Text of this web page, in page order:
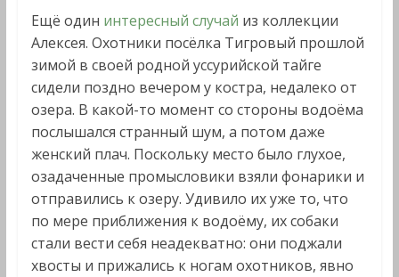
Ещё один интересный случай из коллекции
Алексея. Охотники посёлка Тигровый прошлой
зимой в своей родной уссурийской тайге
сидели поздно вечером у костра, недалеко от
озера. В какой-то момент со стороны водоёма
послышался странный шум, а потом даже
женский плач. Поскольку место было глухое,
озадаченные промысловики взяли фонарики и
отправились к озеру. Удивило их уже то, что
по мере приближения к водоёму, их собаки
стали вести себя неадекватно: они поджали
хвосты и прижались к ногам охотников, явно